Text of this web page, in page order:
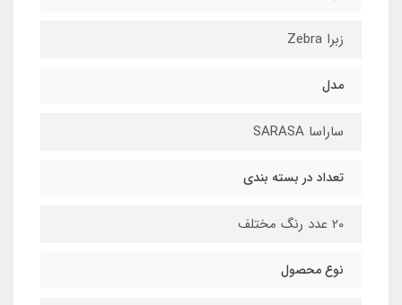
زبرا Zebra
مدل
ساراسا SARASA
تعداد در بسته بندی
20 عدد رنگ مختلف
نوع محصول